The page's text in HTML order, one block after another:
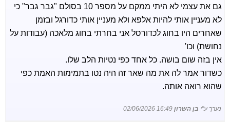
גם את עצמי לא היתי ממקם על מספר 10 בסולם "גבר גבר" כי
לא מעניין אותי להיות אלפא ולא מעניין אותי כדורגל ובזמן
שאחרים היו בחוג לכדורסל אני בחרתי בחוג מלאכה (עבודות על
נחושת) וכו'
אין בזה שום בושה. כל אחד כפי נטיות הלב שלו.
כשדור אמר לה את מה שאר זה היה נטו בתמימות האמת כפי
שהוא רואה אותה.
נערך ע"י בן השרון 02/06/2026 16:49